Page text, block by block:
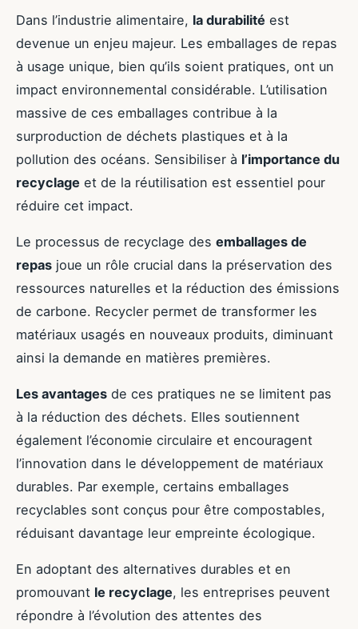
Dans l’industrie alimentaire, la durabilité est
devenue un enjeu majeur. Les emballages de repas
à usage unique, bien qu’ils soient pratiques, ont un
impact environnemental considérable. L’utilisation
massive de ces emballages contribue à la
surproduction de déchets plastiques et à la
pollution des océans. Sensibiliser à l’importance du
recyclage et de la réutilisation est essentiel pour
réduire cet impact.
Le processus de recyclage des emballages de
repas joue un rôle crucial dans la préservation des
ressources naturelles et la réduction des émissions
de carbone. Recycler permet de transformer les
matériaux usagés en nouveaux produits, diminuant
ainsi la demande en matières premières.
Les avantages de ces pratiques ne se limitent pas
à la réduction des déchets. Elles soutiennent
également l’économie circulaire et encouragent
l’innovation dans le développement de matériaux
durables. Par exemple, certains emballages
recyclables sont conçus pour être compostables,
réduisant davantage leur empreinte écologique.
En adoptant des alternatives durables et en
promouvant le recyclage, les entreprises peuvent
répondre à l’évolution des attentes des